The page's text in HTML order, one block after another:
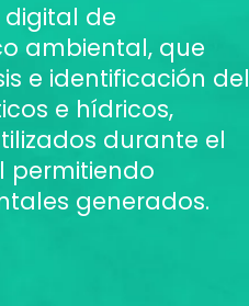
digital de
ambiental, que
e identificación del
e hídricos,
durante el
permitiendo
generados.